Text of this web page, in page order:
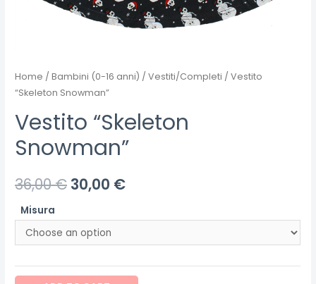
Home /Bambini (0-16 anni) /Vestiti/Completi / Vestito
“Skeleton Snowman”
Vestito “Skeleton
Snowman”
36,00€ 30,00 €
Misura